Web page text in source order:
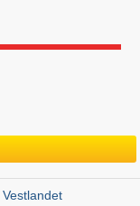
Vestlandet